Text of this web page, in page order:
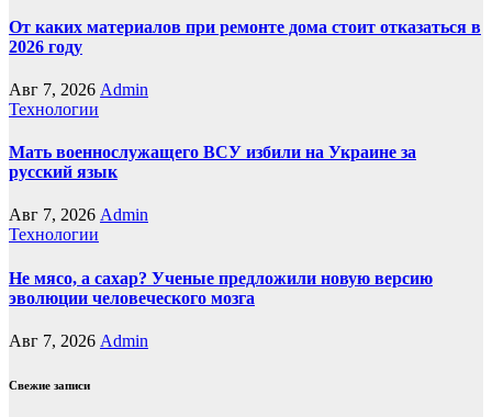
От каких материалов при ремонте дома стоит отказаться в
2026 году
Авг 7, 2026 Admin
Технологии
Мать военнослужащего ВСУ избили на Украине за
русский язык
Авг 7, 2026 Admin
Технологии
Не мясо, а сахар? Ученые предложили новую версию
эволюции человеческого мозга
Авг 7, 2026 Admin
Свежие записи